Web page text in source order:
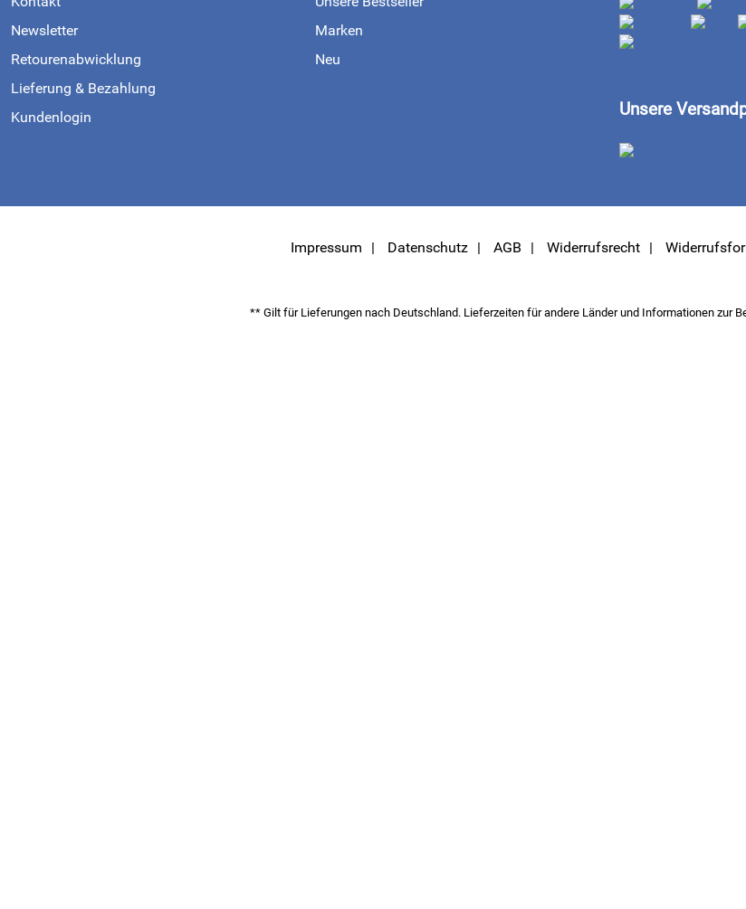
Newsletter
Retourenabwicklung
Lieferung & Bezahlung
Kundenlogin
Marken
Neu
Unsere
Impressum Datenschutz AGB Widerrufsrecht
** Gilt für Lieferungen nach Deutschland. Lieferzeiten für andere Länder und Informationen zur